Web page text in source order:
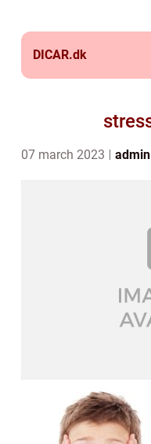
DICAR.dk
07 march 2023 admin